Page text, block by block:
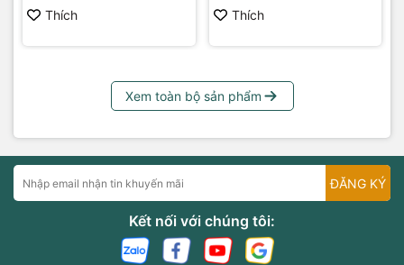
Thích Thích
Xem toàn bộ sản phẩm
ĐĂNG KÝ
Kết nối với chúng tôi: